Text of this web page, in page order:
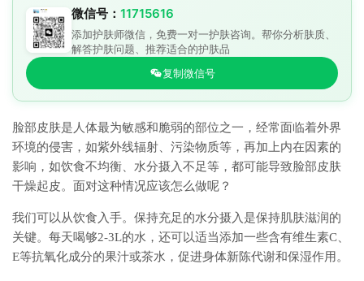
微信号： 11715616
添加护肤师微信，免费一对一护肤咨询。帮你分析肤质、
解答护肤问题、推荐适合的护肤品
复制微信号
脸部皮肤是人体最为敏感和脆弱的部位之一，经常面临着外界
环境的侵害，如紫外线辐射、污染物质等，再加上内在因素的
影响，如饮食不均衡、水分摄入不足等，都可能导致脸部皮肤
干燥起皮。面对这种情况应该怎么做呢？
我们可以从饮食入手。保持充足的水分摄入是保持肌肤滋润的
关键。每天喝够2-3L的水，还可以适当添加一些含有维生素C、
E等抗氧化成分的果汁或茶水，促进身体新陈代谢和保湿作用。